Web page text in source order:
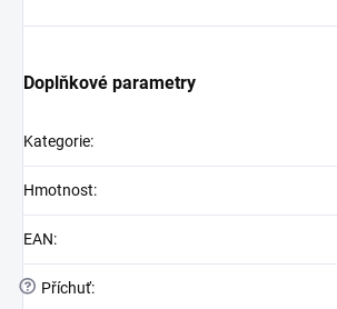
Doplňkové parametry
Kategorie:
Hmotnost:
EAN:
? Příchuť: